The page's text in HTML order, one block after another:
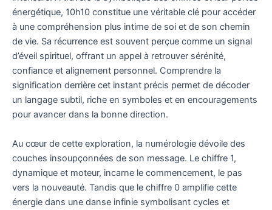
énergétique, 10h10 constitue une véritable clé pour accéder
à une compréhension plus intime de soi et de son chemin
de vie. Sa récurrence est souvent perçue comme un signal
d’éveil spirituel, offrant un appel à retrouver sérénité,
confiance et alignement personnel. Comprendre la
signification derrière cet instant précis permet de décoder
un langage subtil, riche en symboles et en encouragements
pour avancer dans la bonne direction.
Au cœur de cette exploration, la numérologie dévoile des
couches insoupçonnées de son message. Le chiffre 1,
dynamique et moteur, incarne le commencement, le pas
vers la nouveauté. Tandis que le chiffre 0 amplifie cette
énergie dans une danse infinie symbolisant cycles et